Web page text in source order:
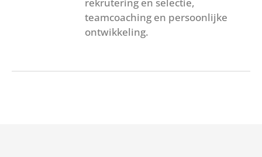
teamcoaching en persoonlijke
ontwikkeling.